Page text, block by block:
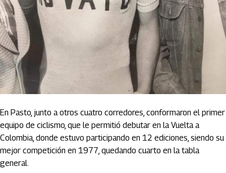
En Pasto, junto a otros cuatro corredores, conformaron el primer
equipo de ciclismo, que le permitió debutar en la Vuelta a
Colombia, donde estuvo participando en 12 ediciones, siendo su
mejor competición en 1977, quedando cuarto en la tabla
general.